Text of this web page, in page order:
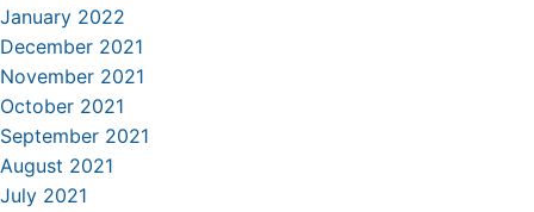
January 2022
December 2021
November 2021
October 2021
September 2021
August 2021
July 2021